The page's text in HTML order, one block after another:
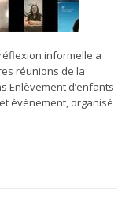
informelle a
réunions de la
Enlèvement d’enfants
évènement, organisé